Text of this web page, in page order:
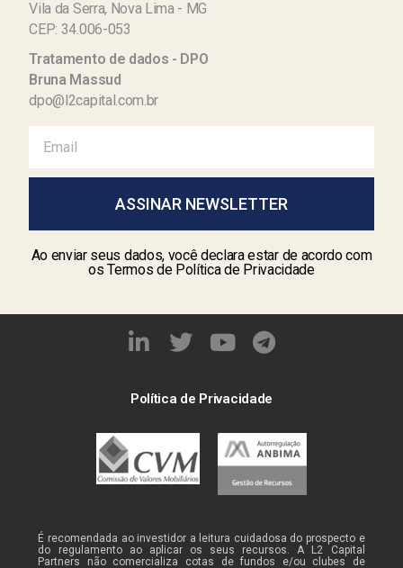
Vila da Serra, Nova Lima - MG
CEP: 34.006-053
Tratamento de dados - DPO
Bruna Massud
dpo@l2capital.com.br
ASSINAR NEWSLETTER
Ao enviar seus dados, você declara estar de acordo com
os Termos de Política de Privacidade
Política de Privacidade
É recomendada ao investidor a leitura cuidadosa do prospecto e
do regulamento ao aplicar os seus recursos. A L2 Capital
Partners não comercializa cotas de fundos e/ou clubes de